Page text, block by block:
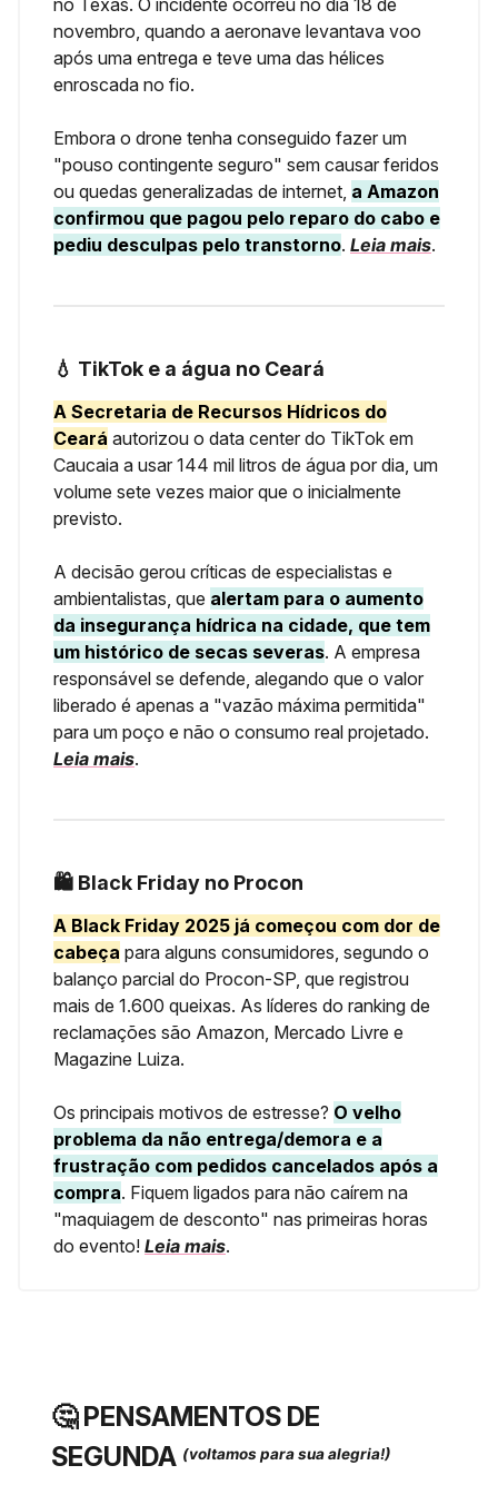
novembro, quando a aeronave levantava voo
após uma entrega e teve uma das hélices
enroscada no fio.
Embora o drone tenha conseguido fazer um
"pouso contingente seguro" sem causar feridos
ou quedas generalizadas de internet, a Amazon
confirmou que pagou pelo reparo do cabo e
pediu desculpas pelo transtorno. Leia mais.
💧 TikTok e a água no Ceará
A Secretaria de Recursos Hídricos do
Ceará autorizou o data center do TikTok em
Caucaia a usar 144 mil litros de água por dia, um
volume sete vezes maior que o inicialmente
previsto.
A decisão gerou críticas de especialistas e
ambientalistas, que alertam para o aumento
da insegurança hídrica na cidade, que tem
um histórico de secas severas. A empresa
responsável se defende, alegando que o valor
liberado é apenas a "vazão máxima permitida"
para um poço e não o consumo real projetado.
Leia mais.
🛍️ Black Friday no Procon
A Black Friday 2025 já começou com dor de
cabeça para alguns consumidores, segundo o
balanço parcial do Procon-SP, que registrou
mais de 1.600 queixas. As líderes do ranking de
reclamações são Amazon, Mercado Livre e
Magazine Luiza.
Os principais motivos de estresse? O velho
problema da não entrega/demora e a
frustração com pedidos cancelados após a
compra. Fiquem ligados para não caírem na
"maquiagem de desconto" nas primeiras horas
do evento! Leia mais.
🤔PENSAMENTOS DE
SEGUNDA (voltamos para sua alegria!)